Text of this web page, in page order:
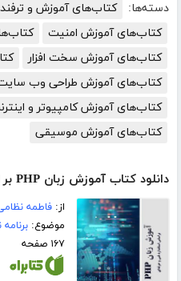
دسته‌ها:
کتاب‌های آموزش و ترفند
کتاب‌های آموزش امنیت
کتاب‌های آموزش سخت افزار
کتاب‌های آموزش طراحی وب
کتاب‌های آموزش کامپیوتر و
کتاب‌های آموزش موسیقی
دانلود کتاب آموزش زبان PHP بر اساس استاندارد فنی و حرفه‌ای
از:فاطمه
موضوع:
۱۶۷ صفحه